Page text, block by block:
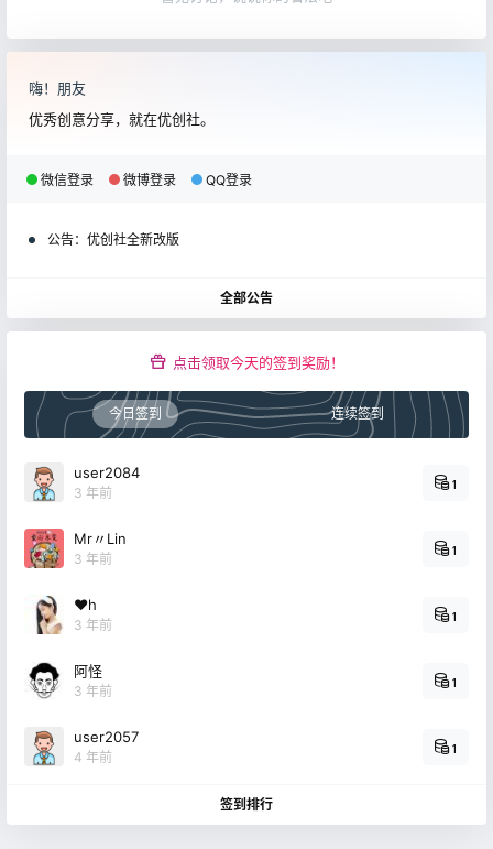
嗨！朋友
优秀创意分享，就在优创社。
微信登录 微博登录 QQ登录
公告： 优创社全新改版
全部公告
点击领取今天的签到奖励！
今日签到 连续签到
user2084
3 年前
1
Mr〃Lin
3 年前
1
❤h
3 年前
1
阿怪
3 年前
1
user2057
4 年前
1
签到排行